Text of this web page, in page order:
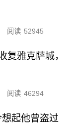
阅读 52945
复雅克萨城，
阅读 46294
起他曾盗过